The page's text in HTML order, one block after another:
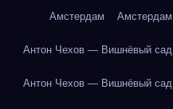
Амстердам Амстердам
Антон Чехов — Вишнёвый сад
Антон Чехов — Вишнёвый сад